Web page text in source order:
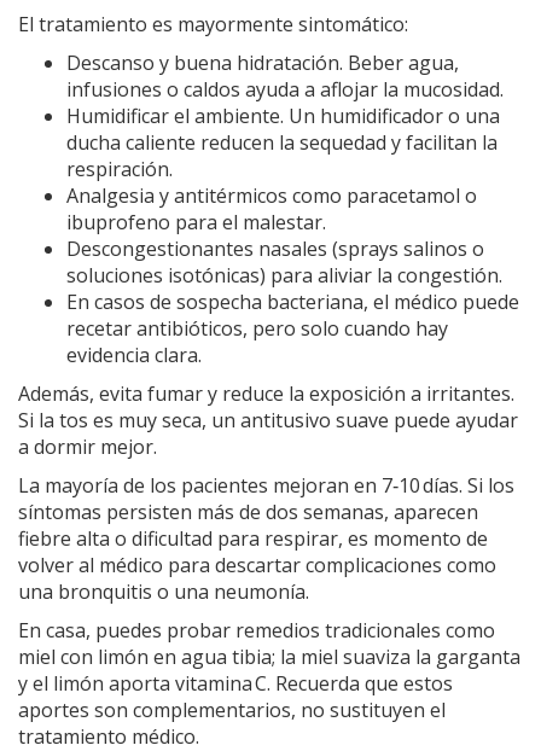
El tratamiento es mayormente sintomático:
Descanso y buena hidratación. Beber agua,
infusiones o caldos ayuda a aflojar la mucosidad.
Humidificar el ambiente. Un humidificador o una
ducha caliente reducen la sequedad y facilitan la
respiración.
Analgesia y antitérmicos como paracetamol o
ibuprofeno para el malestar.
Descongestionantes nasales (sprays salinos o
soluciones isotónicas) para aliviar la congestión.
En casos de sospecha bacteriana, el médico puede
recetar antibióticos, pero solo cuando hay
evidencia clara.
Además, evita fumar y reduce la exposición a irritantes.
Si la tos es muy seca, un antitusivo suave puede ayudar
a dormir mejor.
La mayoría de los pacientes mejoran en 7‑10 días. Si los
síntomas persisten más de dos semanas, aparecen
fiebre alta o dificultad para respirar, es momento de
volver al médico para descartar complicaciones como
una bronquitis o una neumonía.
En casa, puedes probar remedios tradicionales como
miel con limón en agua tibia; la miel suaviza la garganta
y el limón aporta vitamina C. Recuerda que estos
aportes son complementarios, no sustituyen el
tratamiento médico.